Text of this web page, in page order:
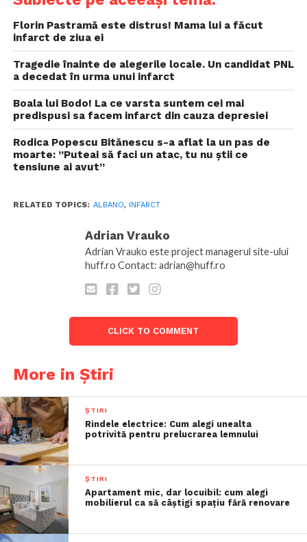
Florin Pastramă este distrus! Mama lui a făcut
infarct de ziua ei
Tragedie înainte de alegerile locale. Un candidat PNL
a decedat în urma unui infarct
Boala lui Bodo! La ce varsta suntem cei mai
predispusi sa facem infarct din cauza depresiei
Rodica Popescu Bitănescu s-a aflat la un pas de
moarte: ”Puteai să faci un atac, tu nu ştii ce
tensiune ai avut”
RELATED TOPICS: ALBANO, INFARCT
Adrian Vrauko
Adrian Vrauko este project managerul site-ului
huff.ro Contact: adrian@huff.ro
CLICK TO COMMENT
More in Știri
ȘTIRI
Rindele electrice: Cum alegi unealta
potrivită pentru prelucrarea lemnului
ȘTIRI
Apartament mic, dar locuibil: cum alegi
mobilierul ca să câștigi spațiu fără renovare